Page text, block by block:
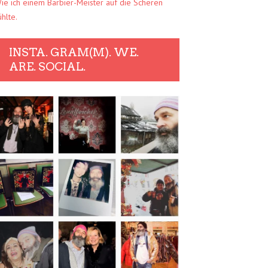
ich einem Barbier-Meister auf die Scheren
INSTA. GRAM(M). WE.
ARE. SOCIAL.